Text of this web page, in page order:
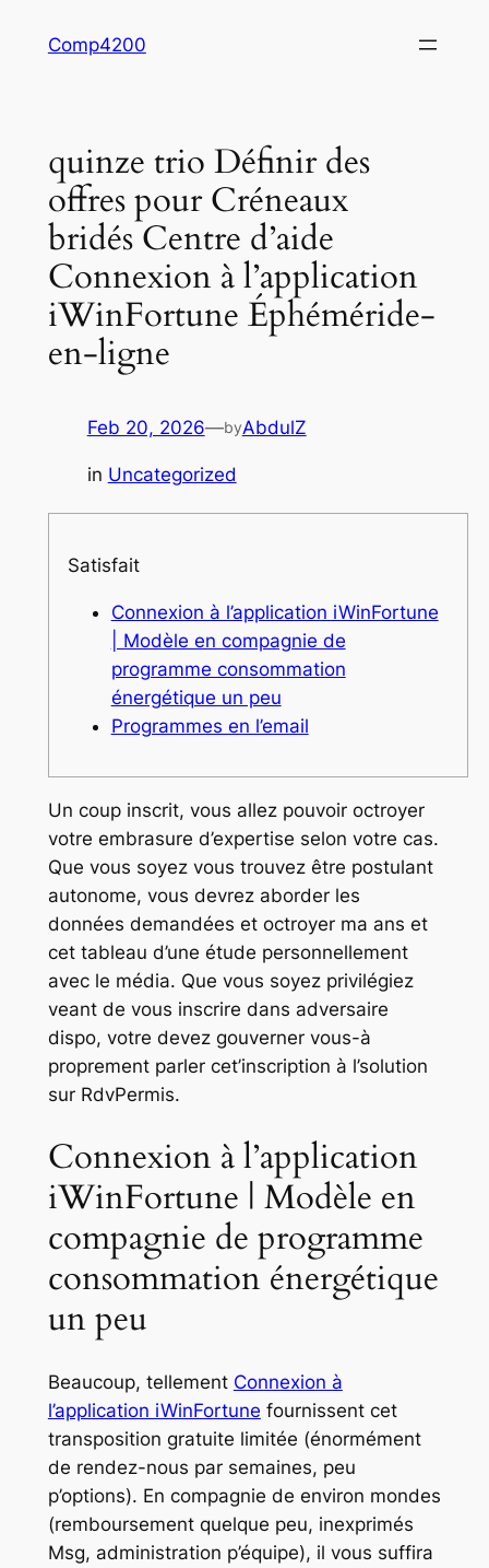
Comp4200
quinze trio Définir des
offres pour Créneaux
bridés Centre d’aide
Connexion à l’application
iWinFortune Éphéméride-
en-ligne
Feb 20, 2026—byAbdulZ
in Uncategorized
Satisfait
Connexion à l’application iWinFortune
| Modèle en compagnie de
programme consommation
énergétique un peu
Programmes en l’email
Un coup inscrit, vous allez pouvoir octroyer
votre embrasure d’expertise selon votre cas.
Que vous soyez vous trouvez être postulant
autonome, vous devrez aborder les
données demandées et octroyer ma ans et
cet tableau d’une étude personnellement
avec le média. Que vous soyez privilégiez
veant de vous inscrire dans adversaire
dispo, votre devez gouverner vous-à
proprement parler cet’inscription à l’solution
sur RdvPermis.
Connexion à l’application
iWinFortune | Modèle en
compagnie de programme
consommation énergétique
un peu
Beaucoup, tellement Connexion à
l’application iWinFortune fournissent cet
transposition gratuite limitée (énormément
de rendez-nous par semaines, peu
p’options). En compagnie de environ mondes
(remboursement quelque peu, inexprimés
Msg, administration p’équipe), il vous suffira